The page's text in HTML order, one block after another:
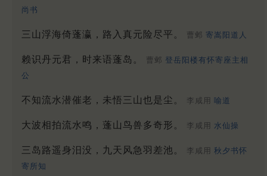
尚书
三山浮海倚蓬瀛，路入真元险尽平。 曹邺 寄嵩阳道人
赖识丹元君，时来语蓬岛。 曹邺 登岳阳楼有怀寄座主相
公
不知流水潜催老，未悟三山也是尘。 李咸用 喻道
大波相拍流水鸣，蓬山鸟兽多奇形。 李咸用 水仙操
三岛路遥身汨没，九天风急羽差池。 李咸用 秋夕书怀
寄所知